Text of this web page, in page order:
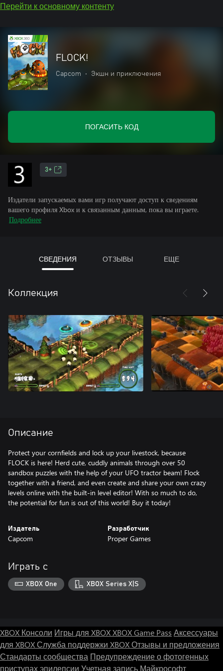
Перейти к основному контенту
FLOCK!
Capcom • Экшн и приключения
ПОГАСИТЬ КОД
3+
Издатели запускаемых вами игр получают доступ к сведениям
вашего профиля Xbox и к связанным данным, пока вы играете.
Подробнее
СВЕДЕНИЯ ОТЗЫВЫ ЕЩЕ
Коллекция
Описание
Protect your cornfields and lock up your livestock, because
FLOCK is here! Herd cute, cuddly animals through over 50
sandbox puzzles with the help of your UFO tractor beam! Flock
together with a friend, and even create and share your own crazy
levels online with the built-in level editor! With so much to do,
the potential for fun is out of this world! Buy it today!
Издатель
Capcom
Разработчик
Proper Games
Играть с
XBOX One XBOX Series X|S
XBOX Консоли Игры для XBOXXBOX Game Pass Аксессуары
для XBOXСлужба поддержки XBOXОтзывы и предложения
Стандарты сообщества Предупреждение о фотогенных
приступах эпилепсии Учетная запись Майкрософт